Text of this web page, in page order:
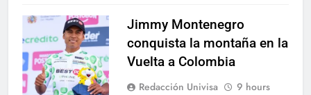
Jimmy Montenegro
conquista la montaña en la
Vuelta a Colombia
Redacción Univisa
9 hours